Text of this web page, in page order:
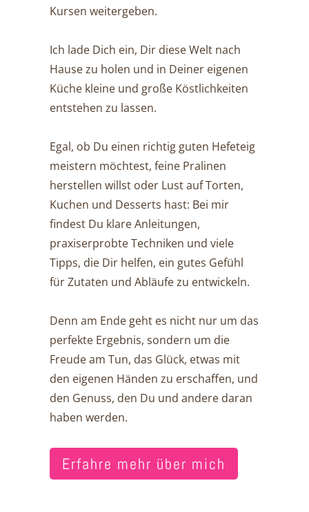
Kursen weitergeben.
Ich lade Dich ein, Dir diese Welt nach
Hause zu holen und in Deiner eigenen
Küche kleine und große Köstlichkeiten
entstehen zu lassen.
Egal, ob Du einen richtig guten Hefeteig
meistern möchtest, feine Pralinen
herstellen willst oder Lust auf Torten,
Kuchen und Desserts hast: Bei mir
findest Du klare Anleitungen,
praxiserprobte Techniken und viele
Tipps, die Dir helfen, ein gutes Gefühl
für Zutaten und Abläufe zu entwickeln.
Denn am Ende geht es nicht nur um das
perfekte Ergebnis, sondern um die
Freude am Tun, das Glück, etwas mit
den eigenen Händen zu erschaffen, und
den Genuss, den Du und andere daran
haben werden.
Erfahre mehr über mich